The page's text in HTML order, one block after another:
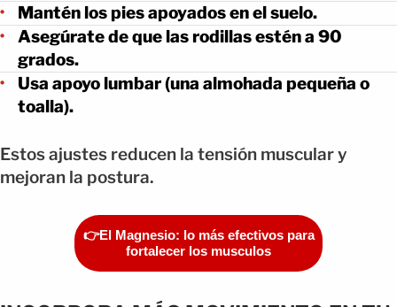
Mantén los pies apoyados en el suelo.
Asegúrate de que las rodillas estén a 90
grados.
Usa apoyo lumbar (una almohada pequeña o
toalla).
Estos ajustes reducen la tensión muscular y
mejoran la postura.
👉El Magnesio: lo más efectivos para
fortalecer los musculos